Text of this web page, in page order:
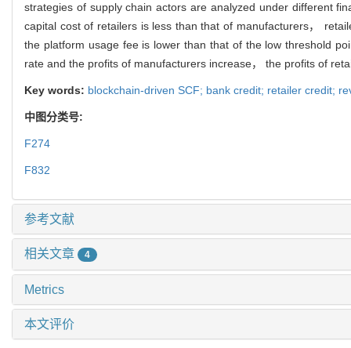
strategies of supply chain actors are analyzed under different
capital cost of retailers is less than that of manufacturers，
the platform usage fee is lower than that of the low threshold
rate and the profits of manufacturers increase， the profits of
Key words: blockchain-driven SCF; bank credit; retailer credit;
中图分类号:
F274
F832
参考文献
相关文章 4
Metrics
本文评价